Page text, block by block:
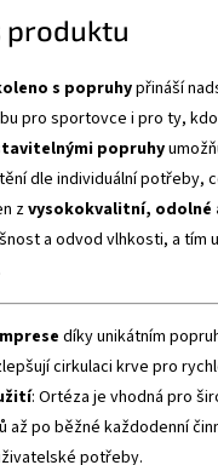
produktu
s popruhypřináší
pro sportovce i pro ty,
popruhy
dle individuální potřeby,
zvysokokvalitní,
a odvod vlhkosti, a tím
díky unikátním
cirkulaci krve pro
: Ortéza je vhodná pro
až po běžné každodenní
potřeby.